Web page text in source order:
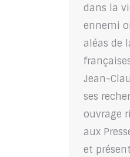
dans la
ennemi
aléas de
Jean-
ses
ouvrage
aux
et